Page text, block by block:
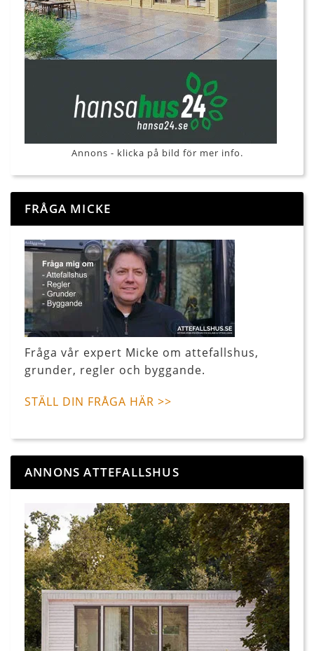
Annons - klicka på bild för mer info.
FRÅGA MICKE
Fråga vår expert Micke om attefallshus,
grunder, regler och byggande.
STÄLL DIN FRÅGA HÄR >>
ANNONS ATTEFALLSHUS